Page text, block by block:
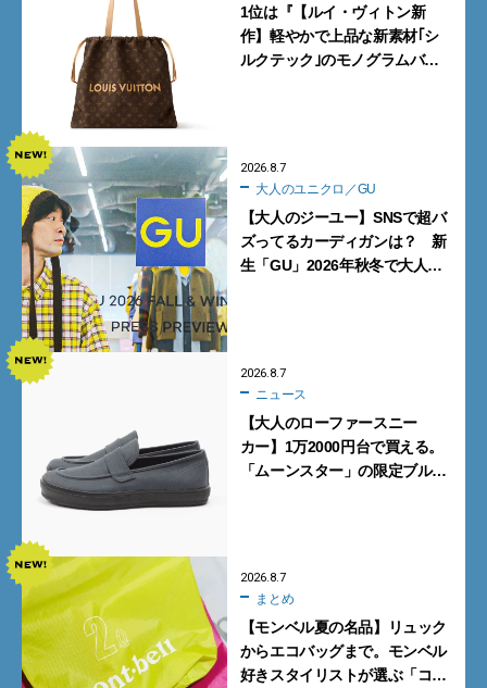
1位は『【ルイ・ヴィトン新
作】軽やかで上品な新素材｢シ
ルクテック｣のモノグラムバッ
2026.8.7
大人のユニクロ／GU
【大人のジーユー】SNSで超バ
ズってるカーディガンは？ 新
生「GU」2026年秋冬で大人メ
2026.8.7
ニュース
【大人のローファースニー
カー】1万2000円台で買える。
「ムーンスター」の限定ブルー
2026.8.7
まとめ
【モンベル夏の名品】リュック
からエコバッグまで。モンベル
好きスタイリストが選ぶ「コス